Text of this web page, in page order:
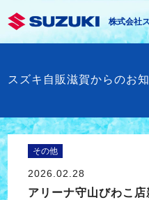
株式会社
スズキ自販滋賀からのお
その他
2026.02.28
アリーナ守山びわこ